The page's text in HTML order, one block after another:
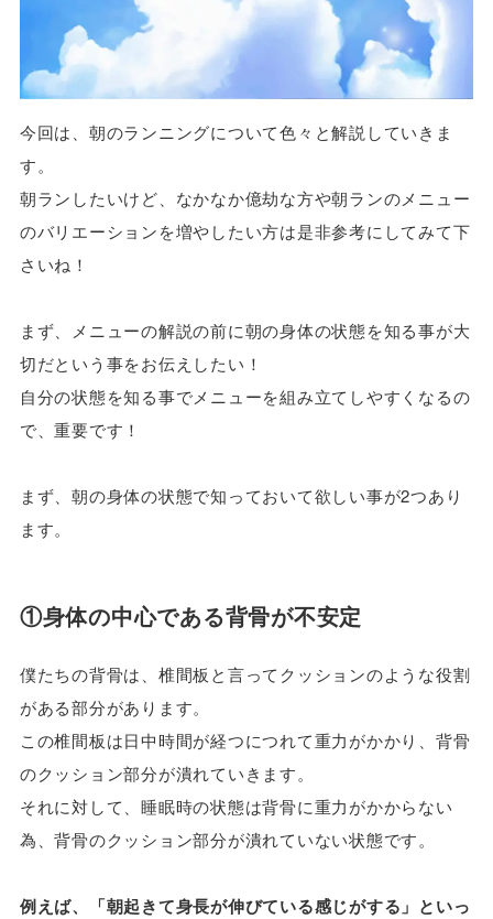
今回は、朝のランニングについて色々と解説していきま
す。
朝ランしたいけど、なかなか億劫な方や朝ランのメニュー
のバリエーションを増やしたい方は是非参考にしてみて下
さいね！
まず、メニューの解説の前に朝の身体の状態を知る事が大
切だという事をお伝えしたい！
自分の状態を知る事でメニューを組み立てしやすくなるの
で、重要です！
まず、朝の身体の状態で知っておいて欲しい事が2つあり
ます。
①身体の中心である背骨が不安定
僕たちの背骨は、椎間板と言ってクッションのような役割
がある部分があります。
この椎間板は日中時間が経つにつれて重力がかかり、背骨
のクッション部分が潰れていきます。
それに対して、睡眠時の状態は背骨に重力がかからない
為、背骨のクッション部分が潰れていない状態です。
例えば、「朝起きて身長が伸びている感じがする」といっ